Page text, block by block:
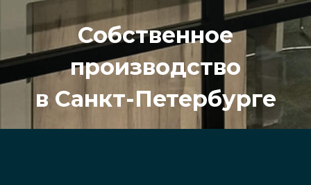
Собственное
производство
в Санкт-Петербурге